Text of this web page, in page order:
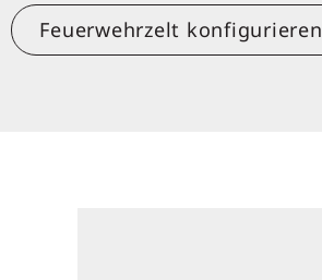
Feuerwehrzelt konfigurieren